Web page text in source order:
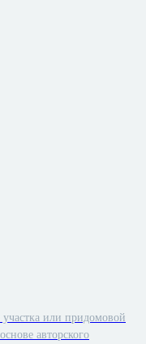
участка или придомовой
авторского